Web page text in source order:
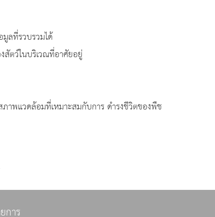
ลที่รวบรวมได้
ตว์ในบริเวณที่อาศัยอยู่
พแวดล้อมที่เหมาะสมกับการ ดำรงชีวิตของพืช
การ